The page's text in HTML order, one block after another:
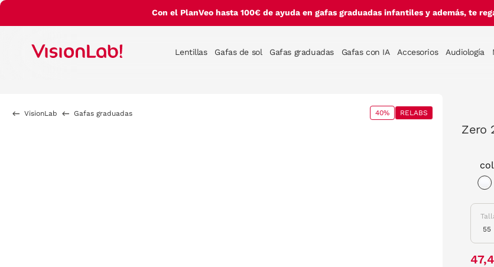
Con el PlanVeo hasta 100€ de ayuda en gafas graduadas infantiles y además, te
Lentillas Gafas de sol Gafas graduadas Gafas con IA Accesorios Audiología
VisionLab Gafas graduadas 40% RELABS
Zero